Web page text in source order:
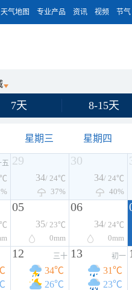
天气地图 专业产品 资讯 视频 节气
7天 8-15天
星期三 星期四
五 29
34/ 24℃
37%
30
34/ 24℃
40%
05
35/ 23℃
0mm
06
34/ 24℃
0mm
12 三十
34℃
26℃
13 初一
31℃
23℃